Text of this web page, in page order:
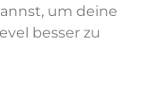
um deine
besser zu